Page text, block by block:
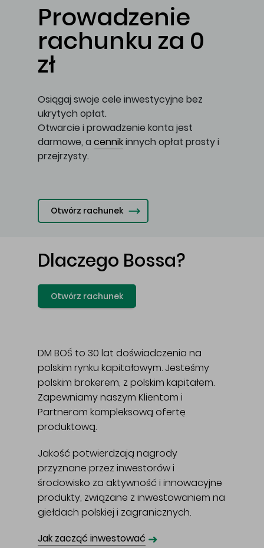
Prowadzenie
rachunku za 0
zł
Osiągaj swoje cele inwestycyjne bez
ukrytych opłat.
Otwarcie i prowadzenie konta jest
darmowe, a cennikinnych opłat prosty i
przejrzysty.
Otwórz rachunek
Dlaczego Bossa?
Otwórz rachunek
DM BOŚ to 30 lat doświadczenia na
polskim rynku kapitałowym. Jesteśmy
polskim brokerem, z polskim kapitałem.
Zapewniamy naszym Klientom i
Partnerom kompleksową ofertę
produktową.
Jakość potwierdzają nagrody
przyznane przez inwestorów i
środowisko za aktywność i innowacyjne
produkty, związane z inwestowaniem na
giełdach polskiej i zagranicznych.
Jak zacząć inwestować ➜